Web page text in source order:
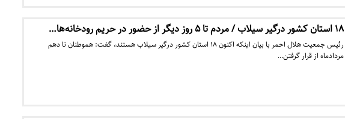
۱۸ استان کشور درگیر سیلاب / مردم تا ۵ روز دیگر از حضور در حریم رودخانه‌ها…
رئیس جمعیت هلال احمر با بیان اینکه اکنون ۱۸ استان کشور درگیر سیلاب هستند، گفت: هموطنان تا دهم
مردادماه از قرار گرفتن…